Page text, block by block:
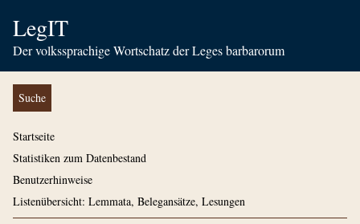
LegIT
Der volkssprachige Wortschatz der Leges barbarorum
Suche
Startseite
Statistiken zum Datenbestand
Benutzerhinweise
Listenübersicht: Lemmata, Belegansätze, Lesungen